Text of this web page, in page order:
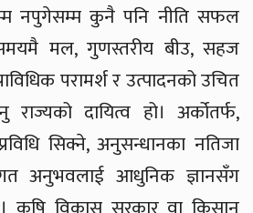
नपुगेसम्म कुनै पनि नीति सफल
मल, गुणस्तरीय बीउ, सहज
परामर्श र उत्पादनको उचित
दायित्व हो। अर्कोतर्फ,
सिक्ने, अनुसन्धानका नतिजा
अनुभवलाई आधुनिक ज्ञानसँग